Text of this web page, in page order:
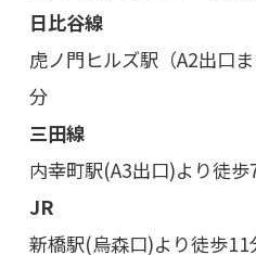
日比谷線
虎ノ門ヒルズ駅（A2出口
分
三田線
内幸町駅(A3出口)より徒歩
JR
新橋駅(烏森口)より徒歩11